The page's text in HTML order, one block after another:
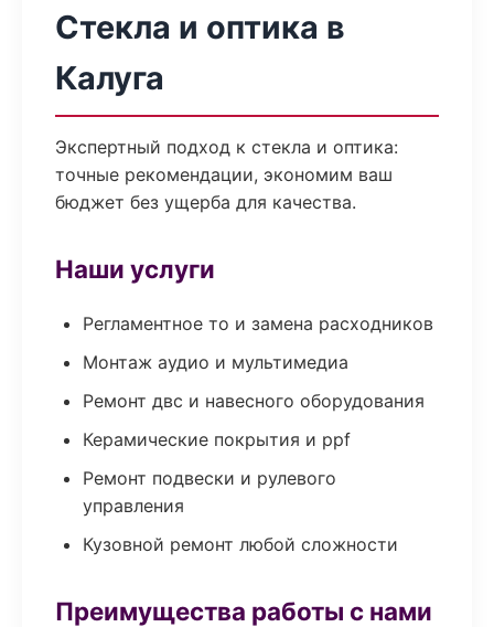
Стекла и оптика в
Калуга
Экспертный подход к стекла и оптика:
точные рекомендации, экономим ваш
бюджет без ущерба для качества.
Наши услуги
Регламентное то и замена расходников
Монтаж аудио и мультимедиа
Ремонт двс и навесного оборудования
Керамические покрытия и ppf
Ремонт подвески и рулевого
управления
Кузовной ремонт любой сложности
Преимущества работы с нами